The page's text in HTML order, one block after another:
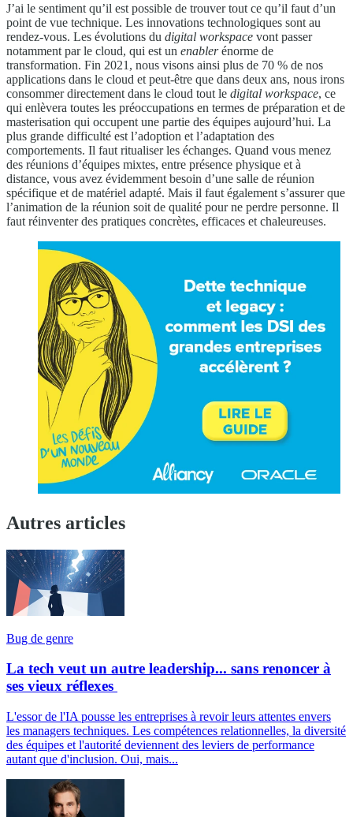
J’ai le sentiment qu’il est possible de trouver tout ce qu’il faut d’un
point de vue technique. Les innovations technologiques sont au
rendez-vous. Les évolutions du digital workspace vont passer
notamment par le cloud, qui est un enablerénorme de
transformation. Fin 2021, nous visons ainsi plus de 70 % de nos
applications dans le cloud et peut-être que dans deux ans, nous irons
consommer directement dans le cloud tout le digital workspace, ce
qui enlèvera toutes les préoccupations en termes de préparation et de
masterisation qui occupent une partie des équipes aujourd’hui. La
plus grande difficulté est l’adoption et l’adaptation des
comportements. Il faut ritualiser les échanges. Quand vous menez
des réunions d’équipes mixtes, entre présence physique et à
distance, vous avez évidemment besoin d’une salle de réunion
spécifique et de matériel adapté. Mais il faut également s’assurer que
l’animation de la réunion soit de qualité pour ne perdre personne. Il
faut réinventer des pratiques concrètes, efficaces et chaleureuses.
Autres articles
Bug de genre
La tech veut un autre leadership... sans renoncer à
ses vieux réflexes
L'essor de l'IA pousse les entreprises à revoir leurs attentes envers
les managers techniques. Les compétences relationnelles, la diversité
des équipes et l'autorité deviennent des leviers de performance
autant que d'inclusion. Oui, mais...